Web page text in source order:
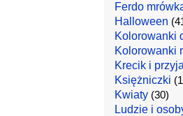
Ferdo
Halloween
Kolorowanki
Kolorowanki
Krecik i
Księżniczki
Kwiaty(30)
Ludzie i